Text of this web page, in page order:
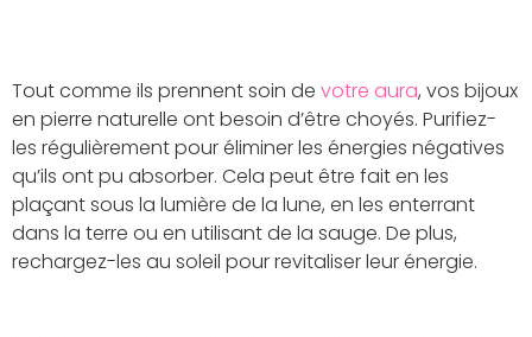
Tout comme ils prennent soin de votre aura, vos bijoux
en pierre naturelle ont besoin d’être choyés. Purifiez-
les régulièrement pour éliminer les énergies négatives
qu’ils ont pu absorber. Cela peut être fait en les
plaçant sous la lumière de la lune, en les enterrant
dans la terre ou en utilisant de la sauge. De plus,
rechargez-les au soleil pour revitaliser leur énergie.